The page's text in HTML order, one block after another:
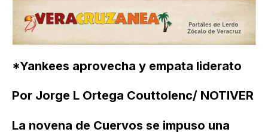
*Yankees aprovecha y empata liderato
Por Jorge L Ortega Couttolenc/ NOTIVER
La novena de Cuervos se impuso una